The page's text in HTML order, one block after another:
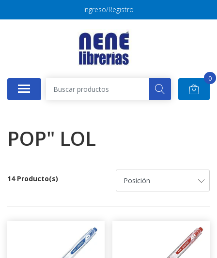
Ingreso/Registro
0
POP" LOL
14 Producto(s)